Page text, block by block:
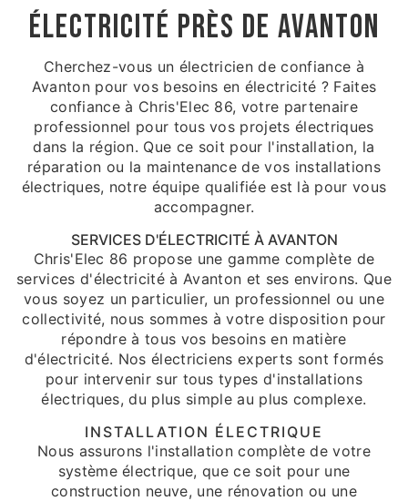
ÉLECTRICITÉ PRÈS DE AVANTON
Cherchez-vous un électricien de confiance à
Avanton pour vos besoins en électricité ? Faites
confiance à Chris'Elec 86, votre partenaire
professionnel pour tous vos projets électriques
dans la région. Que ce soit pour l'installation, la
réparation ou la maintenance de vos installations
électriques, notre équipe qualifiée est là pour vous
accompagner.
SERVICES D'ÉLECTRICITÉ À AVANTON
Chris'Elec 86 propose une gamme complète de
services d'électricité à Avanton et ses environs. Que
vous soyez un particulier, un professionnel ou une
collectivité, nous sommes à votre disposition pour
répondre à tous vos besoins en matière
d'électricité. Nos électriciens experts sont formés
pour intervenir sur tous types d'installations
électriques, du plus simple au plus complexe.
INSTALLATION ÉLECTRIQUE
Nous assurons l'installation complète de votre
système électrique, que ce soit pour une
construction neuve, une rénovation ou une